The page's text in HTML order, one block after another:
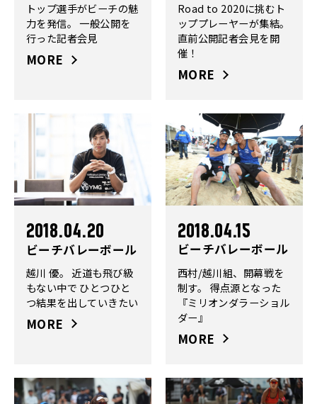
トップ選手がビーチの魅
力を発信。 一般公開を
行った記者会見
MORE
Road to 2020に挑むト
ッププレーヤーが集結。
直前公開記者会見を開
催！
MORE
2018.04.20
ビーチバレーボール
越川 優。 近道も飛び級
もない中で ひとつひと
つ結果を出していきたい
MORE
2018.04.15
ビーチバレーボール
西村/越川組、開幕戦を
制す。 得点源となった
『ミリオンダラーショル
ダー』
MORE